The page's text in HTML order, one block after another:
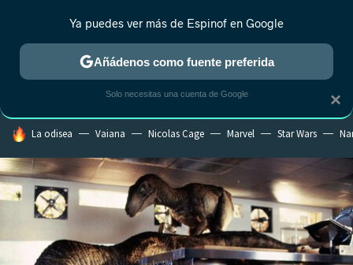
ESTRENOS REALITY ANIME RANKINGS CINE
HOY SE HABLA DE
La odisea Vaiana Nicolas Cage Marvel Star Wars
×
Ya puedes ver más de Espinof en Google
Añádenos como fuente preferida
Solo necesitas una cuenta de Google